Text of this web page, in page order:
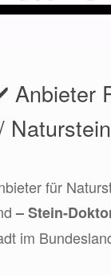
Anbieter
für
– Stein-
im